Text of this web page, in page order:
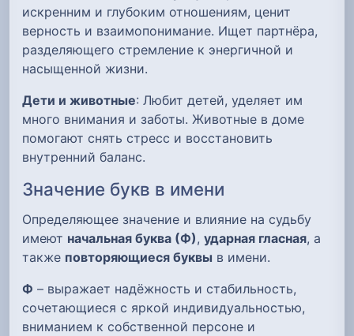
искренним и глубоким отношениям, ценит
верность и взаимопонимание. Ищет партнёра,
разделяющего стремление к энергичной и
насыщенной жизни.
Дети и животные: Любит детей, уделяет им
много внимания и заботы. Животные в доме
помогают снять стресс и восстановить
внутренний баланс.
Значение букв в имени
Определяющее значение и влияние на судьбу
имеют начальная буква (Ф), ударная гласная, а
также повторяющиеся буквы в имени.
Ф – выражает надёжность и стабильность,
сочетающиеся с яркой индивидуальностью,
вниманием к собственной персоне и